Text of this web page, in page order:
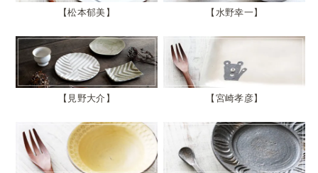
松本郁美 水野幸一
見野大介 宮崎孝彦